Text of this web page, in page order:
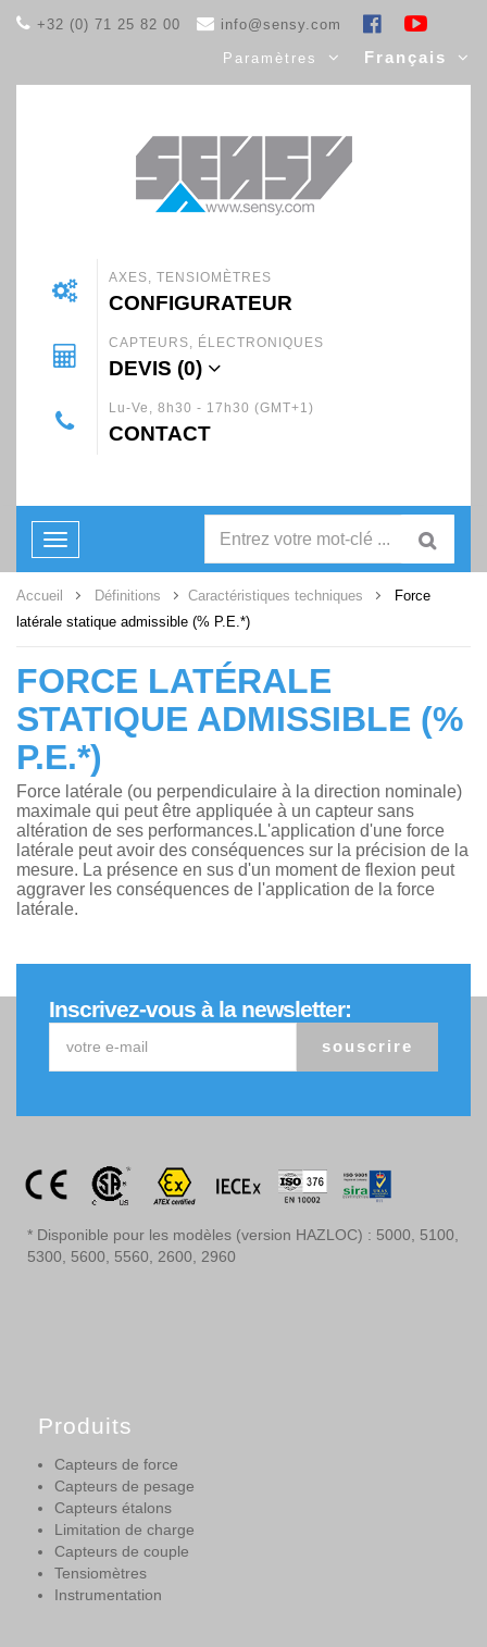
+32 (0) 71 25 82 00 info@sensy.com
Paramètres Français
AXES, TENSIOMÈTRES
CONFIGURATEUR
CAPTEURS, ÉLECTRONIQUES
DEVIS (0)
Lu-Ve, 8h30 - 17h30 (GMT+1)
CONTACT
Toggle
navigation
Accueil Définitions Caractéristiques techniques
Force
latérale statique admissible (% P.E.*)
FORCE LATÉRALE
STATIQUE ADMISSIBLE (%
P.E.*)
Force latérale (ou perpendiculaire à la direction nominale)
maximale qui peut être appliquée à un capteur sans
altération de ses performances.L'application d'une force
latérale peut avoir des conséquences sur la précision de la
mesure. La présence en sus d'un moment de flexion peut
aggraver les conséquences de l'application de la force
latérale.
Inscrivez-vous à la newsletter:
souscrire
* Disponible pour les modèles (version HAZLOC) : 5000, 5100,
5300, 5600, 5560, 2600, 2960
Produits
Capteurs de force
Capteurs de pesage
Capteurs étalons
Limitation de charge
Capteurs de couple
Tensiomètres
Instrumentation